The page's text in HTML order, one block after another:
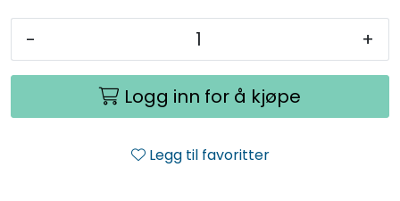
- +
Logg inn for å kjøpe
Legg til favoritter